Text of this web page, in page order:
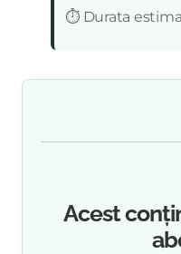
⏱️ Durata
Acest